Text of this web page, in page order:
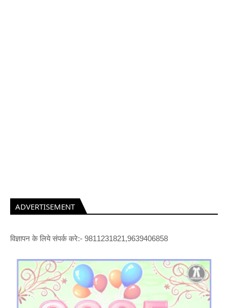
ADVERTISEMENT
विज्ञापन के लिये संपर्क करे:- 9811231821,9639406858